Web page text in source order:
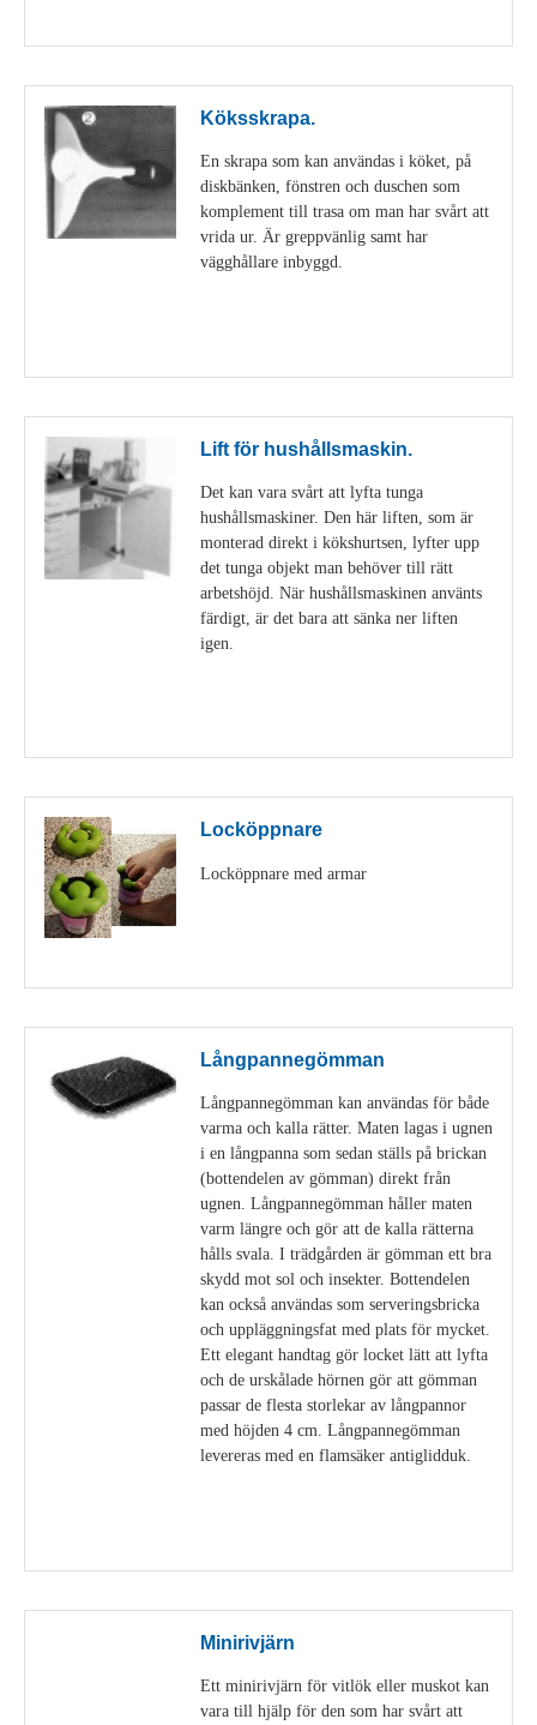
Köksskrapa.
En skrapa som kan användas i köket, på
diskbänken, fönstren och duschen som
komplement till trasa om man har svårt att
vrida ur. Är greppvänlig samt har
vägghållare inbyggd.
Lift för hushållsmaskin.
Det kan vara svårt att lyfta tunga
hushållsmaskiner. Den här liften, som är
monterad direkt i kökshurtsen, lyfter upp
det tunga objekt man behöver till rätt
arbetshöjd. När hushållsmaskinen använts
färdigt, är det bara att sänka ner liften
igen.
Locköppnare
Locköppnare med armar
Långpannegömman
Långpannegömman kan användas för både
varma och kalla rätter. Maten lagas i ugnen
i en långpanna som sedan ställs på brickan
(bottendelen av gömman) direkt från
ugnen. Långpannegömman håller maten
varm längre och gör att de kalla rätterna
hålls svala. I trädgården är gömman ett bra
skydd mot sol och insekter. Bottendelen
kan också användas som serveringsbricka
och uppläggningsfat med plats för mycket.
Ett elegant handtag gör locket lätt att lyfta
och de urskålade hörnen gör att gömman
passar de flesta storlekar av långpannor
med höjden 4 cm. Långpannegömman
levereras med en flamsäker antiglidduk.
Minirivjärn
Ett minirivjärn för vitlök eller muskot kan
vara till hjälp för den som har svårt att